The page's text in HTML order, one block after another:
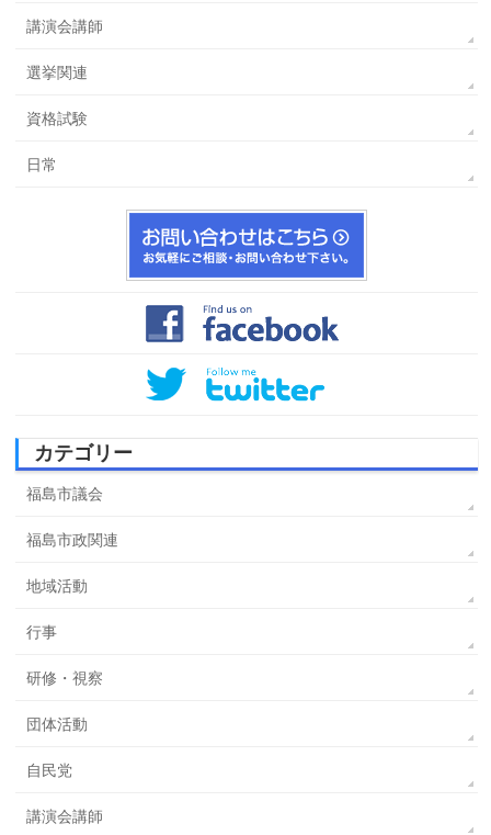
講演会講師
選挙関連
資格試験
日常
カテゴリー
福島市議会
福島市政関連
地域活動
行事
研修・視察
団体活動
自民党
講演会講師